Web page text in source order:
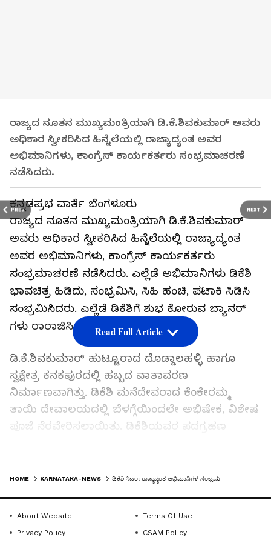
PREV NEXT
ರಾಜ್ಯದ ನೂತನ ಮುಖ್ಯಮಂತ್ರಿಯಾಗಿ ಡಿ.ಕೆ.ಶಿವಕುಮಾರ್‌ ಅವರು
ಅಧಿಕಾರ ಸ್ವೀಕರಿಸಿದ ಹಿನ್ನೆಲೆಯಲ್ಲಿ ರಾಜ್ಯಾದ್ಯಂತ ಅವರ
ಅಭಿಮಾನಿಗಳು, ಕಾಂಗ್ರೆಸ್‌ ಕಾರ್ಯಕರ್ತರು ಸಂಭ್ರಮಾಚರಣೆ
ನಡೆಸಿದರು.
ಕನ್ನಡಪ್ರಭ ವಾರ್ತೆ ಬೆಂಗಳೂರು
ರಾಜ್ಯದ ನೂತನ ಮುಖ್ಯಮಂತ್ರಿಯಾಗಿ ಡಿ.ಕೆ.ಶಿವಕುಮಾರ್‌
ಅವರು ಅಧಿಕಾರ ಸ್ವೀಕರಿಸಿದ ಹಿನ್ನೆಲೆಯಲ್ಲಿ ರಾಜ್ಯಾದ್ಯಂತ
ಅವರ ಅಭಿಮಾನಿಗಳು, ಕಾಂಗ್ರೆಸ್‌ ಕಾರ್ಯಕರ್ತರು
ಸಂಭ್ರಮಾಚರಣೆ ನಡೆಸಿದರು. ಎಲ್ಲೆಡೆ ಅಭಿಮಾನಿಗಳು ಡಿಕೆಶಿ
ಭಾವಚಿತ್ರ ಹಿಡಿದು, ಸಂಭ್ರಮಿಸಿ, ಸಿಹಿ ಹಂಚಿ, ಪಟಾಕಿ ಸಿಡಿಸಿ
ಸಂಭ್ರಮಿಸಿದರು. ಎಲ್ಲೆಡೆ ಡಿಕೆಶಿಗೆ ಶುಭ ಕೋರುವ ಬ್ಯಾನರ್
ಗಳು ರಾರಾಜಿಸಿದವು.
ಡಿ.ಕೆ.ಶಿವಕುಮಾರ್ ಹುಟ್ಟೂರಾದ ದೊಡ್ಡಾಲಹಳ್ಳಿ ಹಾಗೂ
ಸ್ವಕ್ಷೇತ್ರ ಕನಕಪುರದಲ್ಲಿ ಹಬ್ಬದ ವಾತಾವರಣ
ನಿರ್ಮಾಣವಾಗಿತ್ತು. ಡಿಕೆಶಿ ಮನೆದೇವರಾದ ಕೆಂಕೇರಮ್ಮ
ತಾಯಿ ದೇವಾಲಯದಲ್ಲಿ ಬೆಳಗ್ಗೆಯಿಂದಲೇ ಅಭಿಷೇಕ, ವಿಶೇಷ
ಪೂಜೆ ನೆರವೇರಿಸಲಾಯಿತು. ಡಿಕೆಶಿಯವರ ಪದಗ್ರಹಣ
ರಾಮನಗರ ಕ್ಷೇತ್ರದ ಕಾಂಗ್ರೆಸ್‌ ಶಾಸಕ ಇಕ್ಬಾಲ್ ಹುಸೇನ್
ಅವರು ಬೆಂಗಳೂರು-ಮೈಸೂರು ಹೆದ್ದಾರಿಯ
ಮಾಯಗಾನಹಳ್ಳಿ‌ ಬಳಿ ಬಿರಿಯಾನಿ, ಕುಡಿಯುವ ನೀರಿನ
ವ್ಯವಸ್ಥೆ ಮಾಡಿದ್ದರು. ಇದೇ ವೇಳೆ, ಡಿಕೆಶಿಗೆ ಒಳಿತಾಗಲೆಂದು
Read Full Article
HOME KARNATAKA-NEWS ಡಿಕೆಶಿ ಸಿಎಂ: ರಾಜ್ಯಾದ್ಯಂತ ಅಭಿಮಾನಿಗಳ ಸಂಭ್ರಮ
About Website
Terms Of Use
Privacy Policy
CSAM Policy